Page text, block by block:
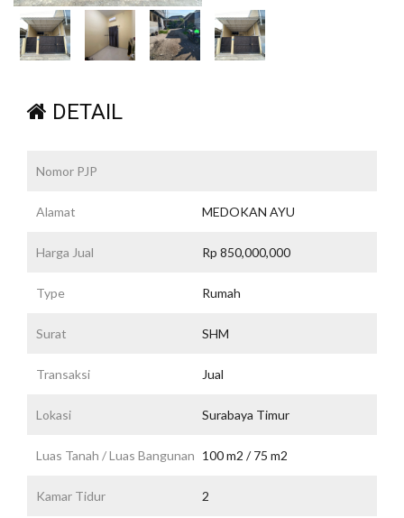
DETAIL
Nomor PJP
Alamat MEDOKAN AYU
Harga Jual Rp 850,000,000
Type Rumah
Surat SHM
Transaksi Jual
Lokasi Surabaya Timur
Luas Tanah / Luas Bangunan 100 m2 / 75 m2
Kamar Tidur 2